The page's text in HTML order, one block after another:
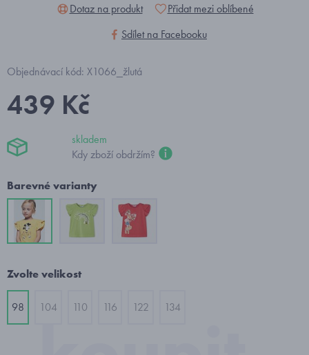
Dotaz na produkt
Přidat mezi oblíbené
Sdílet na Facebooku
Objednávací kód: X1066_žlutá
439 Kč
skladem
Kdy zboží obdržím?
Barevné varianty
Zvolte velikost
98 104 110 116 122 134